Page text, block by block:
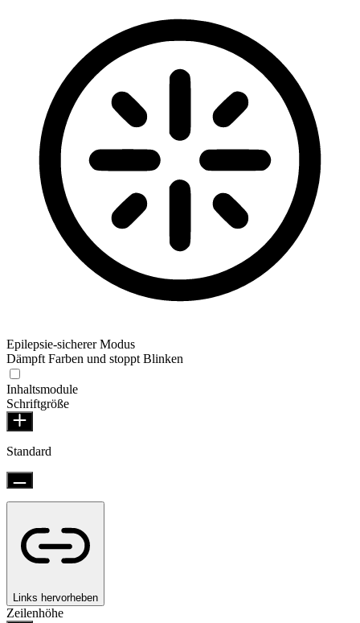
Epilepsie-sicherer Modus
Dämpft Farben und stoppt Blinken
Inhaltsmodule
Schriftgröße
Standard
Links hervorheben
Zeilenhöhe